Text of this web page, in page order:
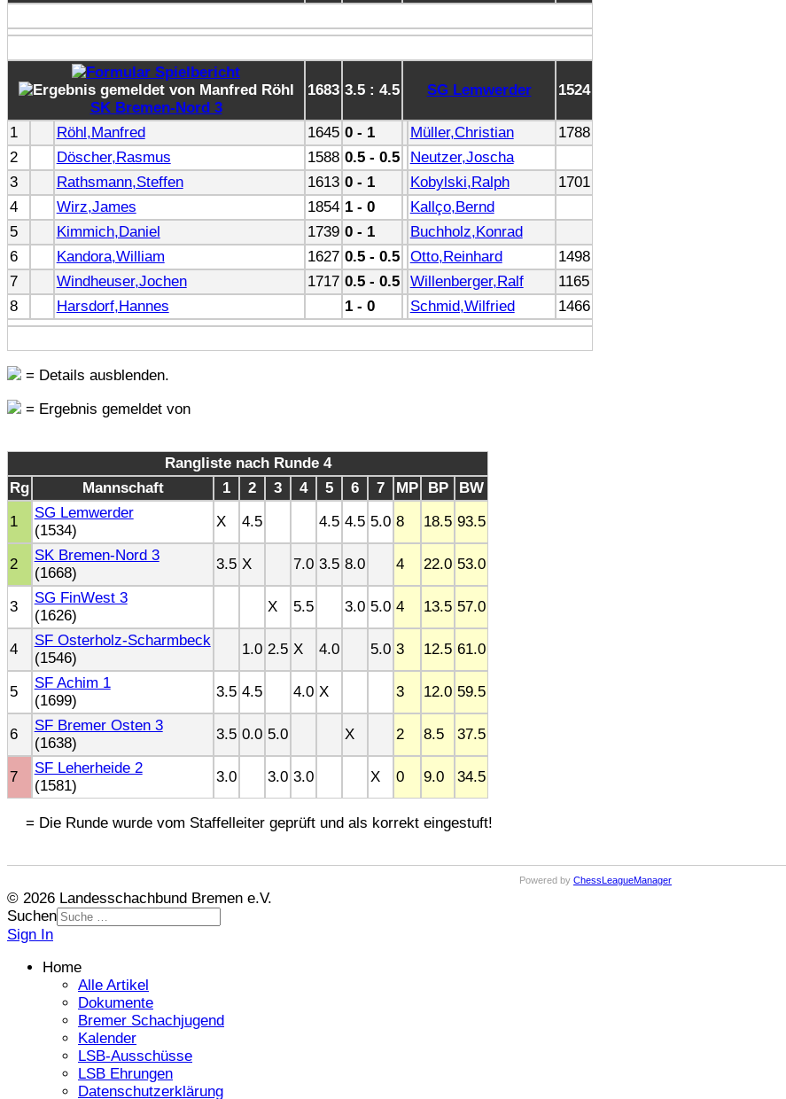
SK Bremen-Nord 3
1683 3.5 : 4.5 SG Lemwerder 1524
1 Röhl,Manfred 1645 0 - 1 Müller,Christian
1788
2
Döscher,Rasmus 1588 0.5 - 0.5
Neutzer,Joscha
3
Rathsmann,Steffen 1613 0 - 1 Kobylski,Ralph
1701
4
Wirz,James 1854 1 - 0
Kallço,Bernd
5
Kimmich,Daniel 1739 0 - 1
Buchholz,Konrad
6
Kandora,William 1627 0.5 - 0.5 Otto,Reinhard
1498
7
Windheuser,Jochen 1717 0.5 - 0.5 Willenberger,Ralf
1165
8
Harsdorf,Hannes 1 - 0 Schmid,Wilfried 1466
= Details ausblenden.
= Ergebnis gemeldet von
Rangliste nach Runde 4
Rg
Mannschaft 1 2 3 4 5 6 7 MP BP
BW
1
SG Lemwerder
(1534)
X 4.5 4.5 4.5 5.0 8 18.5 93.5
2
SK Bremen-Nord 3
(1668)
3.5 X 7.0 3.5 8.0 4 22.0 53.0
3
SG FinWest 3
(1626)
X 5.5 3.0 5.0 4 13.5 57.0
4
SF Osterholz-Scharmbeck
(1546)
1.0 2.5 X 4.0 5.0 3 12.5 61.0
5
SF Achim 1
(1699)
3.5 4.5 4.0 X 3 12.0 59.5
6
SF Bremer Osten 3
(1638)
3.5 0.0 5.0 X 2 8.5 37.5
7
SF Leherheide 2
(1581)
3.0 3.0 3.0 X 0 9.0 34.5
= Die Runde wurde vom Staffelleiter geprüft und als korrekt eingestuft!
Powered by ChessLeagueManager
© 2026 Landesschachbund Bremen e.V.
Suchen
Sign In
Home
Alle Artikel
Dokumente
Bremer Schachjugend
Kalender
LSB-Ausschüsse
LSB Ehrungen
Datenschutzerklärung